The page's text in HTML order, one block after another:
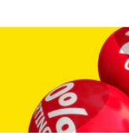
l’entreprise